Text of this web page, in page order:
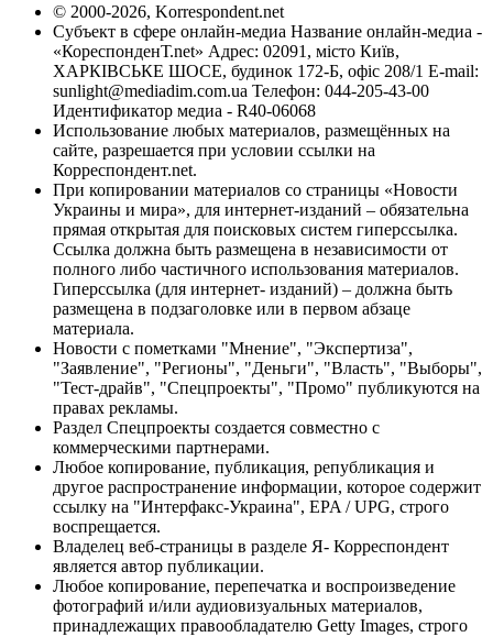
© 2000-2026, Korrespondent.net
Субъект в сфере онлайн-медиа Название онлайн-медиа -
«КореспонденТ.net» Адрес: 02091, місто Київ,
ХАРКІВСЬКЕ ШОСЕ, будинок 172-Б, офіс 208/1 E-mail:
sunlight@mediadim.com.ua Телефон: 044-205-43-00
Идентификатор медиа - R40-06068
Использование любых материалов, размещённых на
сайте, разрешается при условии ссылки на
Корреспондент.net.
При копировании материалов со страницы «Новости
Украины и мира», для интернет-изданий – обязательна
прямая открытая для поисковых систем гиперссылка.
Ссылка должна быть размещена в независимости от
полного либо частичного использования материалов.
Гиперссылка (для интернет- изданий) – должна быть
размещена в подзаголовке или в первом абзаце
материала.
Новости с пометками "Мнение", "Экспертиза",
"Заявление", "Регионы", "Деньги", "Власть", "Выборы",
"Тест-драйв", "Спецпроекты", "Промо" публикуются на
правах рекламы.
Раздел Спецпроекты создается совместно с
коммерческими партнерами.
Любое копирование, публикация, републикация и
другое распространение информации, которое содержит
ссылку на "Интерфакс-Украина", EPA / UPG, строго
воспрещается.
Владелец веб-страницы в разделе Я- Корреспондент
является автор публикации.
Любое копирование, перепечатка и воспроизведение
фотографий и/или аудиовизуальных материалов,
принадлежащих правообладателю Getty Images, строго